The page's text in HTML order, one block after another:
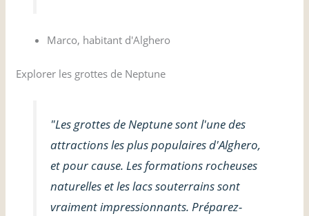
Marco, habitant d'Alghero
Explorer les grottes de Neptune
"Les grottes de Neptune sont l'une des
attractions les plus populaires d'Alghero,
et pour cause. Les formations rocheuses
naturelles et les lacs souterrains sont
vraiment impressionnants. Préparez-